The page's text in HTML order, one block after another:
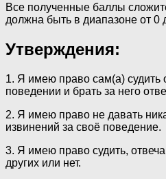
Все полученные баллы
должна быть в диапазоне от 0
Утверждения:
1. Я имею право сам(а) судить
поведении и брать за него
2. Я имею право не давать
извинений за своё поведение.
3. Я имею право судить,
других или нет.